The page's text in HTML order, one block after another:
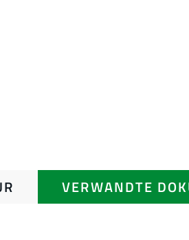
VERWANDTE